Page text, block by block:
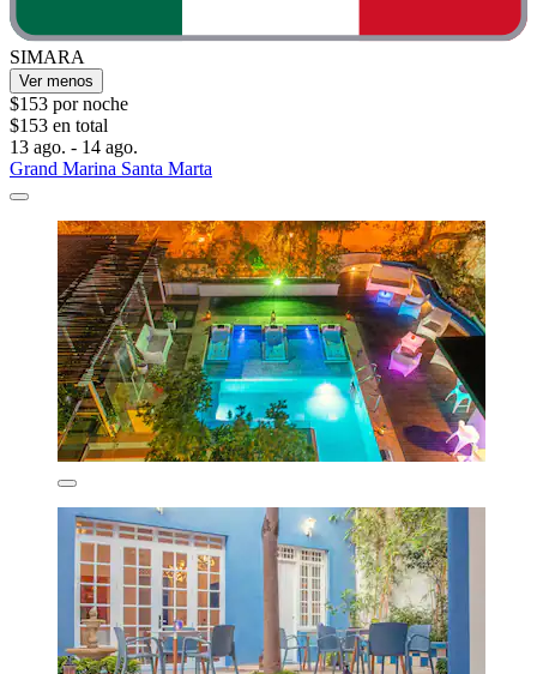
SIMARA
Ver menos
$153 por noche
$153 en total
13 ago. - 14 ago.
Grand Marina Santa Marta